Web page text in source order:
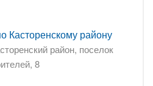
району
район, поселок
8